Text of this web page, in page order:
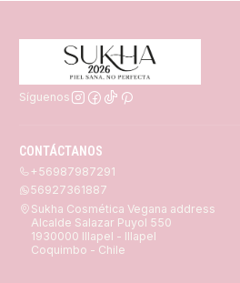
Síguenos
CONTÁCTANOS
+56987987291
56927361887
Sukha Cosmética Vegana address
Alcalde Salazar Puyol 550
1930000 Illapel - Illapel
Coquimbo - Chile